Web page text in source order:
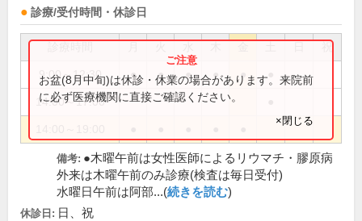
診療/受付時間・休診日
祝
9:00～12:30 ● ● ● ● ●
14:00～17:00
お盆(8月中旬)は休診・休業の場合があります。来院前
に必ず医療機関に直接ご確認ください。
×閉じる
備考: ●木曜午前は女性医師によるリウマチ・膠原病
外来は木曜午前のみ診療(検査は毎日受付)
水曜日午前は阿部...(続きを読む)
休診日: 日、祝